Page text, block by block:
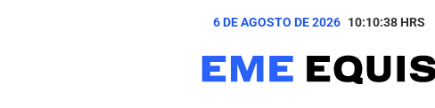
6 DE AGOSTO DE 2026 10:10:39 HRS